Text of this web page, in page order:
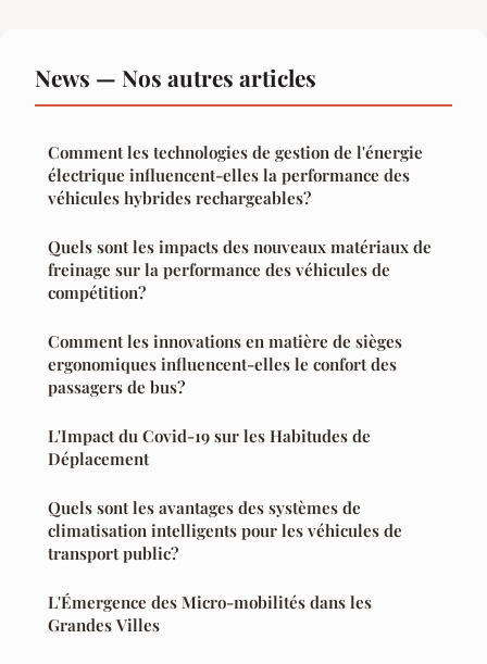
News — Nos autres articles
Comment les technologies de gestion de l'énergie
électrique influencent-elles la performance des
véhicules hybrides rechargeables?
Quels sont les impacts des nouveaux matériaux de
freinage sur la performance des véhicules de
compétition?
Comment les innovations en matière de sièges
ergonomiques influencent-elles le confort des
passagers de bus?
L'Impact du Covid-19 sur les Habitudes de
Déplacement
Quels sont les avantages des systèmes de
climatisation intelligents pour les véhicules de
transport public?
L'Émergence des Micro-mobilités dans les
Grandes Villes